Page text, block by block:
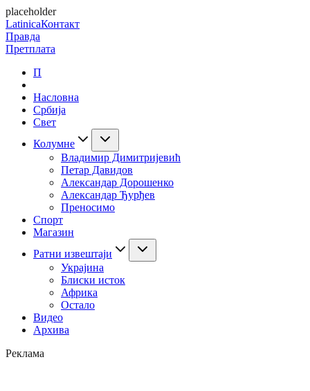
placeholder
LatinicaКонтакт
Правда
Претплата
П
Насловна
Србија
Свет
Колумне
Владимир Димитријевић
Петар Давидов
Александар Дорошенко
Александар Ђурђев
Преносимо
Спорт
Магазин
Ратни извештаји
Украјина
Блиски исток
Африка
Остало
Видео
Архива
Реклама